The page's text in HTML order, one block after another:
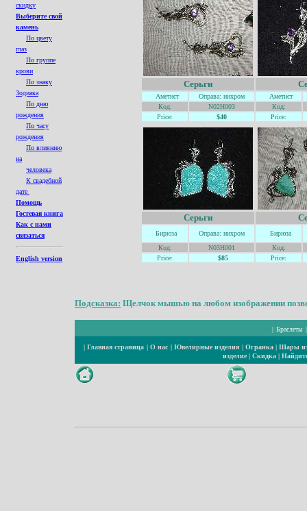
скидку
Выберите свой
камень
По цвету
глаз
По группе
крови
По знаку
Зодиака
По дню
рождения
По часу
рождения
По влиянию
на
человека
К свадебной
дате
Помощь
Гостевая книга
Как с нами
связаться
English version
Серьги
Аметист Оправа: нихром
Аметист
Код:
N02H003
Код:
Price:
$40 Price:
Серьги
Бирюза Оправа: нихром
Бирюза
Код:
N03H001
Код:
Price:
$85 Price:
Подсказка: Щелчок мышью на любом изображении
| Браслеты
| Главная страница | О нас | Ювелирные изделия | Огранка | Шары из
изделие | Скидка |